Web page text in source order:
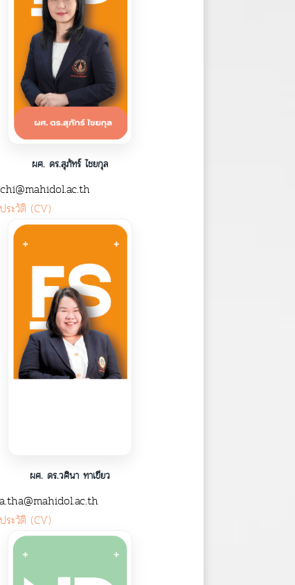
ผศ. ดร.สุภัทร์ ไชยกุล
ระวัติ (CV)
ผศ. ดร.วศินา ทาเขียว
ระวัติ (CV)